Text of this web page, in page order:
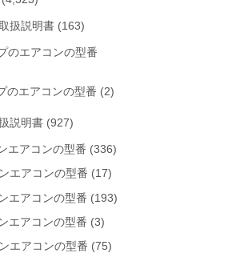
扱説明書 (163)
のエアコンの型番
のエアコンの型番 (2)
説明書 (927)
エアコンの型番 (336)
エアコンの型番 (17)
エアコンの型番 (193)
エアコンの型番 (3)
エアコンの型番 (75)